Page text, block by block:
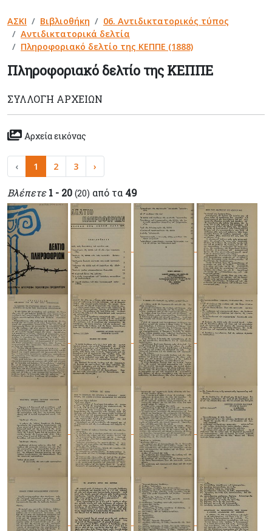
ΑΣΚΙ Βιβλιοθήκη
06. Αντιδικτατορικός τύπος
Αντιδικτατορικά δελτία
Πληροφοριακό δελτίο της ΚΕΠΠΕ (1888)
Πληροφοριακό δελτίο της ΚΕΠΠΕ
ΣΥΛΛΟΓΉ ΑΡΧΕΊΩΝ
Αρχεία εικόνας
‹ 1 2 3 ›
Βλέπετε 1 - 20 (20) από τα 49